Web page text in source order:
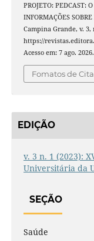
PROJETO: PEDCAST:
INFORMAÇÕES
Campina Grande, v. 3,
https://
Acesso em: 7 ago. 2026.
Fomatos de
EDIÇÃO
v. 3 n. 1 (2023):
Universitária da
SEÇÃO
Saúde